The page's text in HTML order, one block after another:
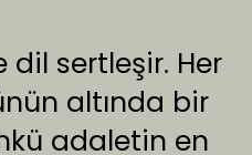
dil sertleşir. Her
altında bir
adaletin en